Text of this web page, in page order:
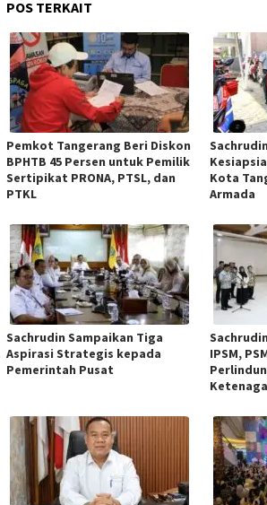
POS TERKAIT
Pemkot Tangerang Beri Diskon
BPHTB 45 Persen untuk Pemilik
Sertipikat PRONA, PTSL, dan
PTKL
Kota
Armada
Sachrudin Sampaikan Tiga
Aspirasi Strategis kepada
Pemerintah Pusat
IPSM,